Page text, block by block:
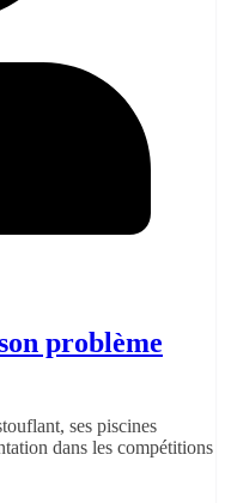
problème
ses piscines
dans les compétitions